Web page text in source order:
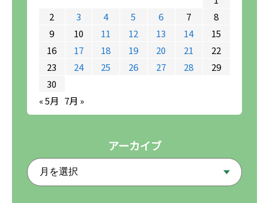
2
3 4 5 6 7
8
9
10 11 12 13 14
15
16
17 18 19 20 21
22
23
24 25 26 27 28
29
30
« 5月 7月 »
アーカイブ